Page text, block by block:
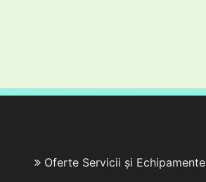
Oferte Servicii și Echipamente